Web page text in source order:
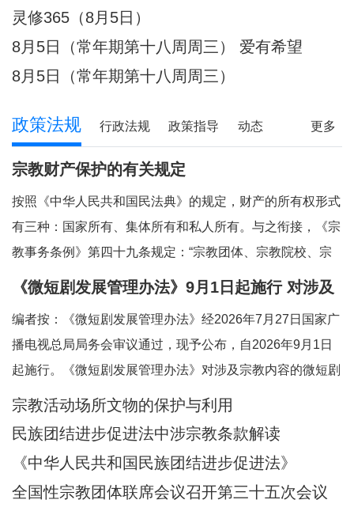
件放心不下的事，
灵修365（8月5日）
8月5日（常年期第十八周周三） 爱有希望
8月5日（常年期第十八周周三）
更多
政策法规 行政法规 政策指导 动态
宗教财产保护的有关规定
按照《中华人民共和国民法典》的规定，财产的所有权形式
有三种：国家所有、集体所有和私人所有。与之衔接，《宗
教事务条例》第四十九条规定：“宗教团体、宗教院校、宗
教活动场所对依法占有的属于国家、集体所有的财产，依照
有所有权或者其他财产权利。”对现行法律法
《微短剧发展管理办法》9月1日起施行 对涉及
编者按：《微短剧发展管理办法》经2026年7月27日国家广
播电视总局局务会审议通过，现予公布，自2026年9月1日
起施行。《微短剧发展管理办法》对涉及宗教内容的微短剧
作出规定。其中，第五条规定，一类微短剧是指投资额度较
民族、宗教、司法、公安等内容的特殊题材的微短
宗教活动场所文物的保护与利用
民族团结进步促进法中涉宗教条款解读
《中华人民共和国民族团结进步促进法》
全国性宗教团体联席会议召开第三十五次会议